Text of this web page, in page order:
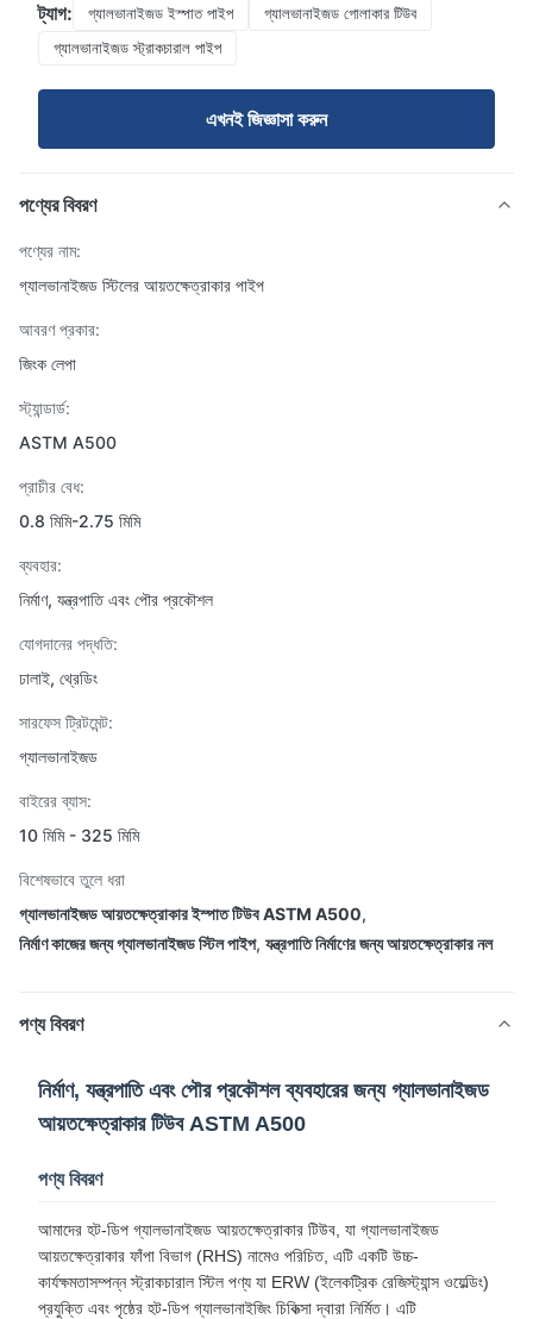
ট্যাগ: গ্যালভানাইজড ইস্পাত পাইপ
গ্যালভানাইজড গোলাকার টিউব
গ্যালভানাইজড স্ট্রাকচারাল পাইপ
এখনই জিজ্ঞাসা করুন
পণ্যের বিবরণ
পণ্যের নাম:
গ্যালভানাইজড স্টিলের আয়তক্ষেত্রাকার পাইপ
আবরণ প্রকার:
জিংক লেপা
স্ট্যান্ডার্ড:
ASTM A500
প্রাচীর বেধ:
0.8 মিমি-2.75 মিমি
ব্যবহার:
নির্মাণ, যন্ত্রপাতি এবং পৌর প্রকৌশল
যোগদানের পদ্ধতি:
ঢালাই, থ্রেডিং
সারফেস ট্রিটমেন্ট:
গ্যালভানাইজড
বাইরের ব্যাস:
10 মিমি - 325 মিমি
বিশেষভাবে তুলে ধরা
গ্যালভানাইজড আয়তক্ষেত্রাকার ইস্পাত টিউব ASTM A500,
নির্মাণ কাজের জন্য গ্যালভানাইজড স্টিল পাইপ, যন্ত্রপাতি নির্মাণের জন্য আয়তক্ষেত্রাকার নল
পণ্য বিবরণ
নির্মাণ, যন্ত্রপাতি এবং পৌর প্রকৌশল ব্যবহারের জন্য গ্যালভানাইজড
আয়তক্ষেত্রাকার টিউব ASTM A500
পণ্য বিবরণ
আমাদের হট-ডিপ গ্যালভানাইজড আয়তক্ষেত্রাকার টিউব, যা গ্যালভানাইজড
আয়তক্ষেত্রাকার ফাঁপা বিভাগ (RHS) নামেও পরিচিত, এটি একটি উচ্চ-
কার্যক্ষমতাসম্পন্ন স্ট্রাকচারাল স্টিল পণ্য যা ERW (ইলেকট্রিক রেজিস্ট্যান্স ওয়েল্ডিং)
প্রযুক্তি এবং পৃষ্ঠের হট-ডিপ গ্যালভানাইজিং চিকিত্সা দ্বারা নির্মিত। এটি